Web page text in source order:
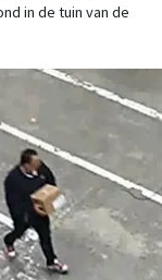
in de tuin van de